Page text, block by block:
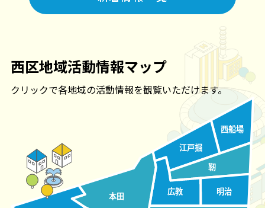
子ども
ボランティア
社協だより「ふれあい西区８４号」を発行しました。
2026.07.13 高齢者 講座・イベント
2026.07.02
第５５回 認知症の方を介護している家族のつどい開
催について
西区地域活動情報マップ
クリックで各地域の活動情報を観覧いただけます。
西船場
江戸掘
靭
明治
広教
本田